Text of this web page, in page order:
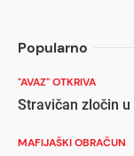
Popularno
"AVAZ" OTKRIVA
Stravičan zločin
MAFIJAŠKI OBRAČUN